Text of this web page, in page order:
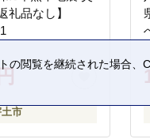
礼品なし】
市
閲覧を継続された場合、